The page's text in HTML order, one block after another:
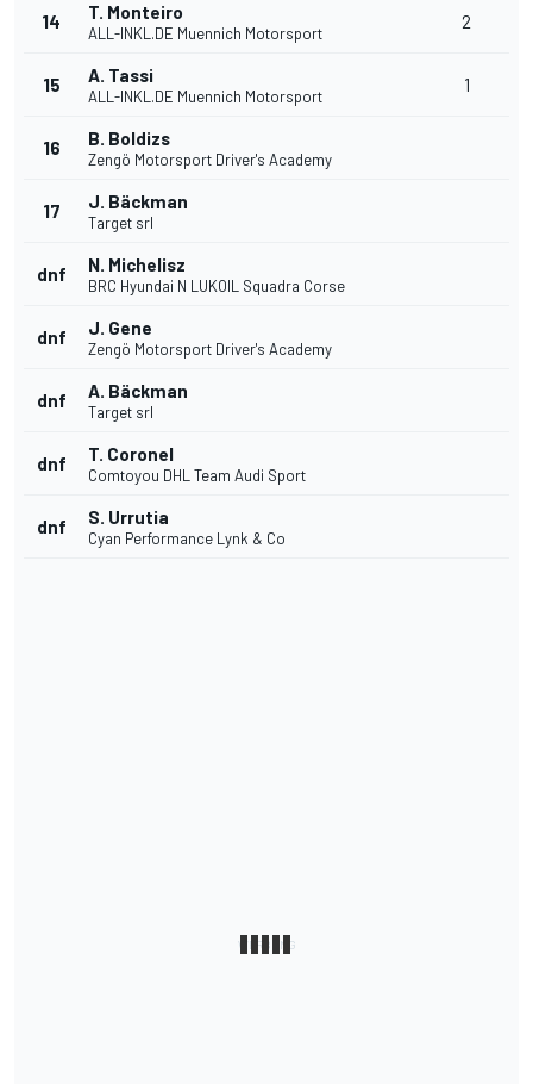
14 T. Monteiro
ALL-INKL.DE Muennich Motorsport
2
15 A. Tassi
ALL-INKL.DE Muennich Motorsport
1
16 B. Boldizs
Zengö Motorsport Driver's Academy
17 J. Bäckman
Target srl
dnf N. Michelisz
BRC Hyundai N LUKOIL Squadra Corse
dnf J. Gene
Zengö Motorsport Driver's Academy
dnf A. Bäckman
Target srl
dnf T. Coronel
Comtoyou DHL Team Audi Sport
dnf S. Urrutia
Cyan Performance Lynk & Co